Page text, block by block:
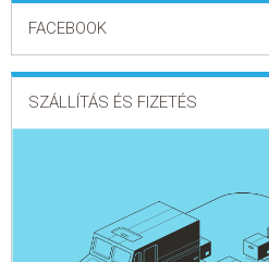
FACEBOOK
SZÁLLÍTÁS ÉS FIZETÉS